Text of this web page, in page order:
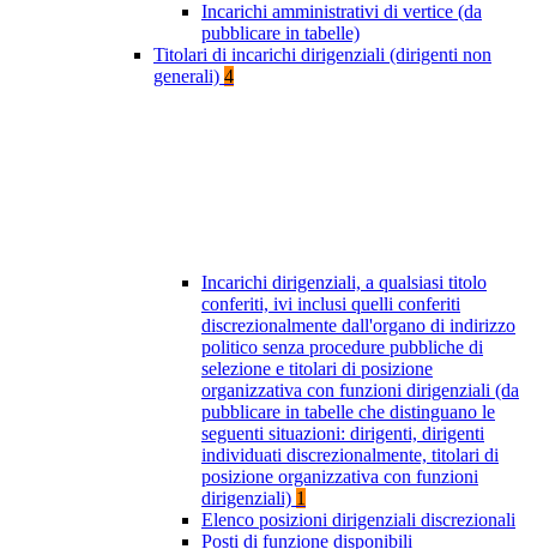
Incarichi amministrativi di vertice (da
pubblicare in tabelle)
Titolari di incarichi dirigenziali (dirigenti non
generali) 4
Incarichi dirigenziali, a qualsiasi titolo
conferiti, ivi inclusi quelli conferiti
discrezionalmente dall'organo di indirizzo
politico senza procedure pubbliche di
selezione e titolari di posizione
organizzativa con funzioni dirigenziali (da
pubblicare in tabelle che distinguano le
seguenti situazioni: dirigenti, dirigenti
individuati discrezionalmente, titolari di
posizione organizzativa con funzioni
dirigenziali) 1
Elenco posizioni dirigenziali discrezionali
Posti di funzione disponibili